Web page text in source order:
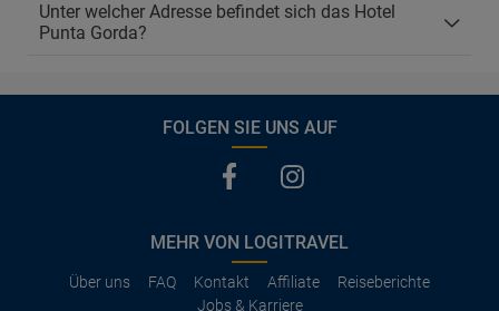
Unter welcher Adresse befindet sich das Hotel
Punta Gorda?
FOLGEN SIE UNS AUF
MEHR VON LOGITRAVEL
Über uns FAQ Kontakt Affiliate
Reiseberichte
Jobs & Karriere